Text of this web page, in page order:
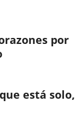
por
está solo,